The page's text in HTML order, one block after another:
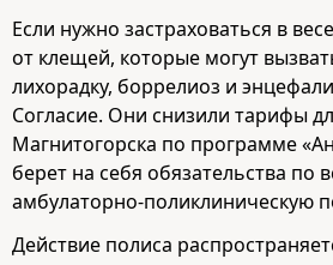
Если нужно застраховаться в
от клещей, которые могут
лихорадку, боррелиоз и
Согласие. Они снизили тарифы
Магнитогорска по программе
берет на себя обязательства по
амбулаторно-поликлиническую
Действие полиса